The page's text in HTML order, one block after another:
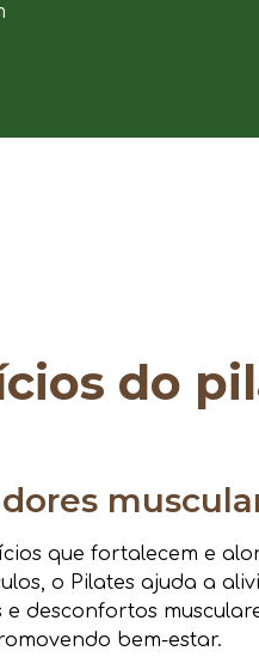
do
que fortalecem e
o Pilates ajuda a
e desconfortos
bem-estar.